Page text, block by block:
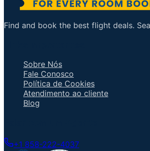
Find and book the best flight deals.
Sobre Nós
Fale Conosco
Política de Cookies
Atendimento ao cliente
Blog
+1 858-222-4037